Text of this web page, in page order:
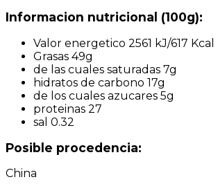
Informacion nutricional (100g):
Valor energetico 2561 kJ/617 Kcal
Grasas 49g
de las cuales saturadas 7g
hidratos de carbono 17g
de los cuales azucares 5g
proteinas 27
sal 0.32
Posible procedencia:
China